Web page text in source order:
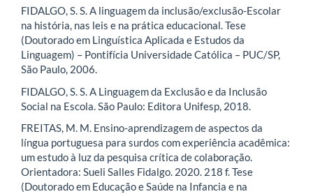
FIDALGO, S. S. A linguagem da inclusão/exclusão-Escolar
na história, nas leis e na prática educacional. Tese
(Doutorado em Linguística Aplicada e Estudos da
Linguagem) – Pontifícia Universidade Católica – PUC/SP,
São Paulo, 2006.
FIDALGO, S. S. A Linguagem da Exclusão e da Inclusão
Social na Escola. São Paulo: Editora Unifesp, 2018.
FREITAS, M. M. Ensino-aprendizagem de aspectos da
língua portuguesa para surdos com experiência acadêmica:
um estudo à luz da pesquisa crítica de colaboração.
Orientadora: Sueli Salles Fidalgo. 2020. 218 f. Tese
(Doutorado em Educação e Saúde na Infancia e na